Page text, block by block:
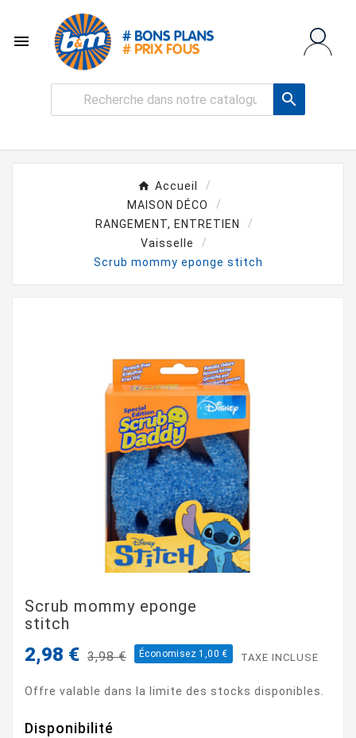


Accueil
MAISON DÉCO
RANGEMENT, ENTRETIEN
Vaisselle
Scrub mommy eponge stitch
Scrub mommy eponge
stitch
2,98 € 3,98 € Économisez 1,00 € TAXE INCLUSE
Offre valable dans la limite des stocks disponibles.
Disponibilité